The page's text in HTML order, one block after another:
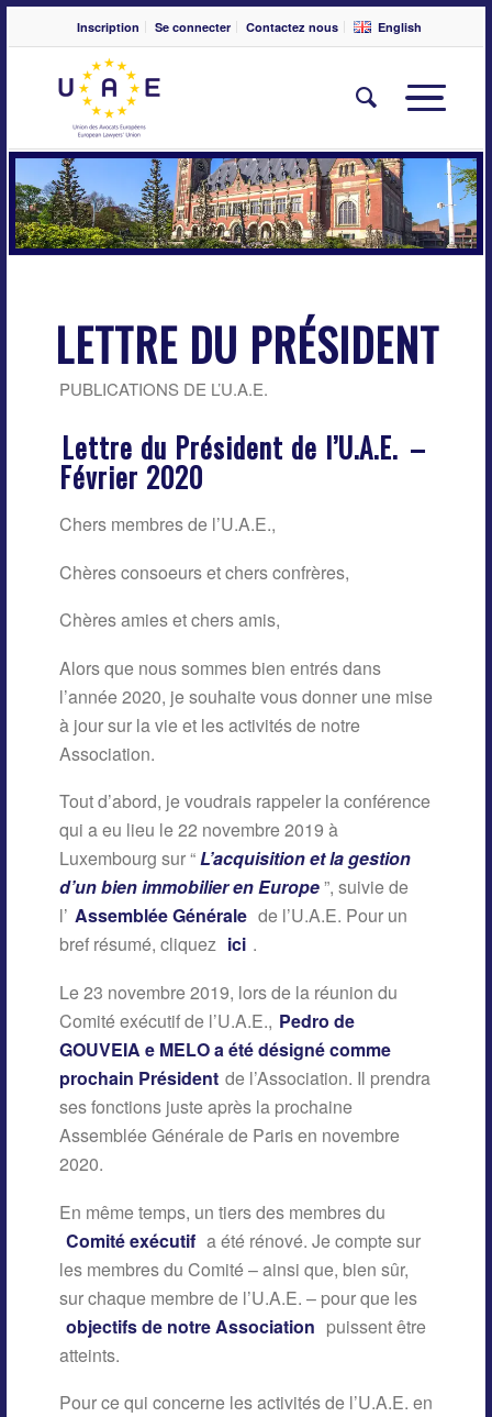
Inscription Se connecter Contactez nous English
LETTRE DU PRÉSIDENT
PUBLICATIONS DE L’U.A.E.
Lettre du Président de l’U.A.E. –
Février 2020
Chers membres de l’U.A.E.,
Chères consoeurs et chers confrères,
Chères amies et chers amis,
Alors que nous sommes bien entrés dans
l’année 2020, je souhaite vous donner une mise
à jour sur la vie et les activités de notre
Association.
Tout d’abord, je voudrais rappeler la conférence
qui a eu lieu le 22 novembre 2019 à
Luxembourg sur “L’acquisition et la gestion
d’un bien immobilier en Europe”, suivie de
l’ Assemblée Générale de l’U.A.E. Pour un
bref résumé, cliquez ici .
Le 23 novembre 2019, lors de la réunion du
Comité exécutif de l’U.A.E., Pedro de
GOUVEIA e MELO a été désigné comme
prochain Président de l’Association. Il prendra
ses fonctions juste après la prochaine
Assemblée Générale de Paris en novembre
2020.
En même temps, un tiers des membres du
Comité exécutif a été rénové. Je compte sur
les membres du Comité – ainsi que, bien sûr,
sur chaque membre de l’U.A.E. – pour que les
objectifs de notre Association puissent être
atteints.
Pour ce qui concerne les activités de l’U.A.E. en